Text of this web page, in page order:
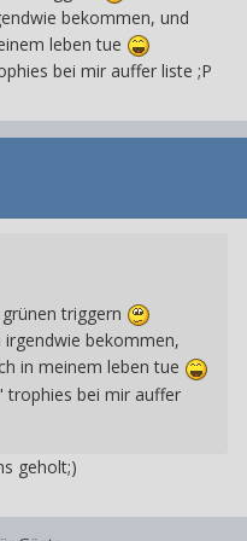
bekommen, und
leben tue
bei mir auffer liste ;P
triggern
bekommen,
in meinem leben tue
trophies bei mir auffer
geholt;)